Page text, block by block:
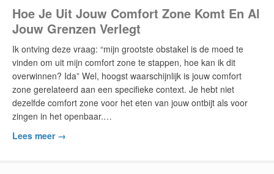
Hoe Je Uit Jouw Comfort Zone Komt En Al
Jouw Grenzen Verlegt
Ik ontving deze vraag: “mijn grootste obstakel is de moed te
vinden om uit mijn comfort zone te stappen, hoe kan ik dit
overwinnen? Ida” Wel, hoogst waarschijnlijk is jouw comfort
zone gerelateerd aan een specifieke context. Je hebt niet
dezelfde comfort zone voor het eten van jouw ontbijt als voor
zingen in het openbaar.…
Lees meer →